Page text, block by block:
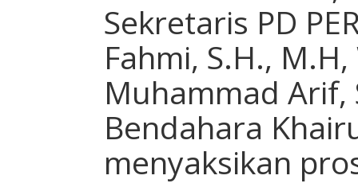
Sekretaris PD
Fahmi, S.H.,
Muhammad Arif,
Bendahara
menyaksikan